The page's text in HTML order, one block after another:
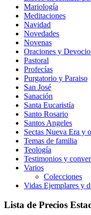
Mariología
Meditaciones
Navidad
Novedades
Novenas
Oraciones y
Pastoral
Profecías
Purgatorio y Paraiso
San José
Sanación
Santa Eucaristía
Santo Rosario
Santos Angeles
Sectas Nueva Era y
Temas de familia
Teología
Testimonios y
Varios
Colecciones
Vidas Ejemplares y
Lista de Precios